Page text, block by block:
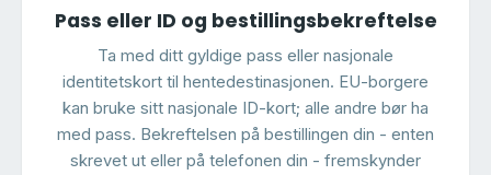
Pass eller ID og bestillingsbekreftelse
Ta med ditt gyldige pass eller nasjonale
identitetskort til hentedestinasjonen. EU-borgere
kan bruke sitt nasjonale ID-kort; alle andre bør ha
med pass. Bekreftelsen på bestillingen din - enten
skrevet ut eller på telefonen din - fremskynder